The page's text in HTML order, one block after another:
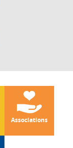
Associations